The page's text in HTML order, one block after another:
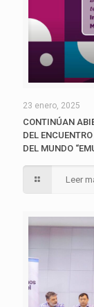
23 enero, 2025
CONTINÚAN
DEL
DEL MUNDO
Leer